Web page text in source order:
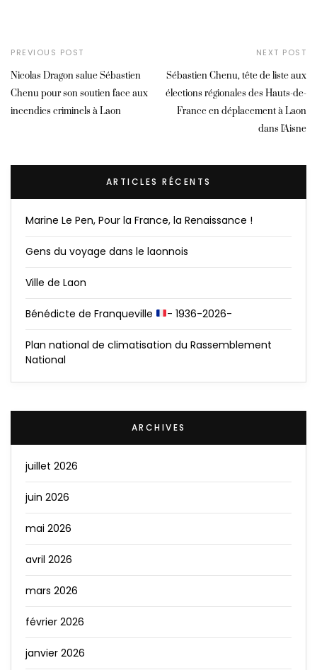
PREVIOUS POST
Nicolas Dragon salue Sébastien
Chenu pour son soutien face aux
incendies criminels à Laon
NEXT POST
Sébastien Chenu, tête de liste aux
élections régionales des Hauts-de-
France en déplacement à Laon
dans l'Aisne
ARTICLES RÉCENTS
Marine Le Pen, Pour la France, la Renaissance !
Gens du voyage dans le laonnois
Ville de Laon
Bénédicte de Franqueville - 1936-2026-
Plan national de climatisation du Rassemblement
National
ARCHIVES
juillet 2026
juin 2026
mai 2026
avril 2026
mars 2026
février 2026
janvier 2026